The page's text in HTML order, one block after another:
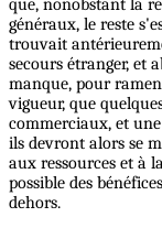
généraux, le reste
trouvait
secours étranger, et
manque, pour
vigueur, que
commerciaux, et
ils devront alors se
aux ressources et à
possible des
dehors.